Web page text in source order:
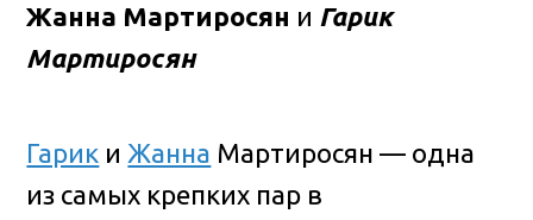
Жанна Мартиросян и Гарик
Мартиросян
Гарик и Жанна Мартиросян — одна
из самых крепких пар в